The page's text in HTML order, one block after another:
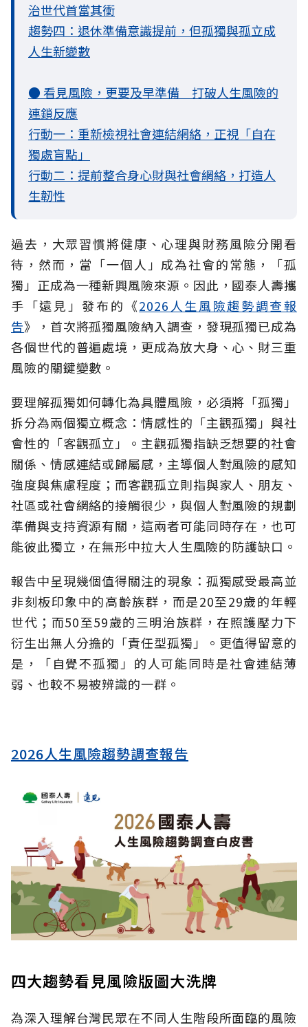
治世代首當其衝
趨勢四：退休準備意識提前，但孤獨與孤立成
人生新變數
● 看見風險，更要及早準備 打破人生風險的
連鎖反應
行動一：重新檢視社會連結網絡，正視「自在
獨處盲點」
行動二：提前整合身心財與社會網絡，打造人
生韌性
過去，大眾習慣將健康、心理與財務風險分開看
待，然而，當「一個人」成為社會的常態，「孤
獨」正成為一種新興風險來源。因此，國泰人壽攜
手「遠見」發布的《2026人生風險趨勢調查報
告》，首次將孤獨風險納入調查，發現孤獨已成為
各個世代的普遍處境，更成為放大身、心、財三重
風險的關鍵變數。
要理解孤獨如何轉化為具體風險，必須將「孤獨」
拆分為兩個獨立概念：情感性的「主觀孤獨」與社
會性的「客觀孤立」。主觀孤獨指缺乏想要的社會
關係、情感連結或歸屬感，主導個人對風險的感知
強度與焦慮程度；而客觀孤立則指與家人、朋友、
社區或社會網絡的接觸很少，與個人對風險的規劃
準備與支持資源有關，這兩者可能同時存在，也可
能彼此獨立，在無形中拉大人生風險的防護缺口。
報告中呈現幾個值得關注的現象：孤獨感受最高並
非刻板印象中的高齡族群，而是20至29歲的年輕
世代；而50至59歲的三明治族群，在照護壓力下
衍生出無人分擔的「責任型孤獨」。更值得留意的
是，「自覺不孤獨」的人可能同時是社會連結薄
弱、也較不易被辨識的一群。
2026人生風險趨勢調查報告
四大趨勢看見風險版圖大洗牌
為深入理解台灣民眾在不同人生階段所面臨的風險